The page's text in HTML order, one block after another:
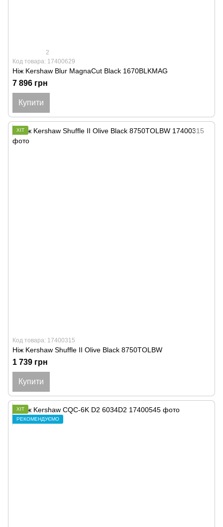
2
Код товара: 17400629
Ніж Kershaw Blur MagnaCut Black 1670BLKMAG
7 896 грн
Купити
ХІТ
Код товара: 17400315
Ніж Kershaw Shuffle II Olive Black 8750TOLBW
1 739 грн
Купити
ХІТ
РЕКОМЕНДУЄМО